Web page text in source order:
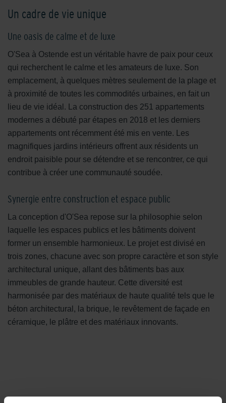
Un cadre de vie unique
Une oasis de calme et de luxe
O'Sea à Ostende est un véritable havre de paix pour ceux
qui recherchent le calme et les amateurs de luxe. Son
emplacement, à quelques mètres seulement de la plage et
à proximité de toutes les commodités urbaines, en fait un
lieu de vie idéal. La construction des 251 appartements
modernes a débuté par étapes en 2018 et les derniers
appartements ont récemment été mis en vente. Les
magnifiques jardins intérieurs offrent aux résidents un
endroit paisible pour se détendre et se rencontrer, ce qui
contribue à créer une communauté soudée.
Synergie entre construction et espace public
La conception d'O'Sea repose sur la philosophie selon
laquelle les espaces publics et les bâtiments doivent
former un ensemble harmonieux. Le projet est divisé en
trois zones, chacune avec son propre caractère et son style
architectural unique, allant des bâtiments bas aux
immeubles de grande hauteur. Cette diversité est
harmonisée par des matériaux de haute qualité tels que le
béton architectural, la brique, le revêtement de façade en
céramique, le plâtre et des matériaux innovants.